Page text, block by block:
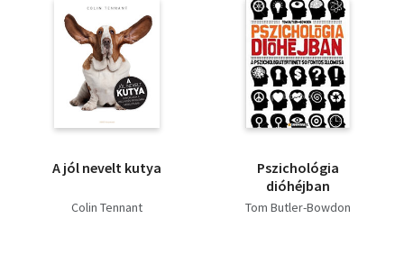
A jól nevelt kutya
Colin Tennant
Pszichológia
dióhéjban
Tom Butler-Bowdon